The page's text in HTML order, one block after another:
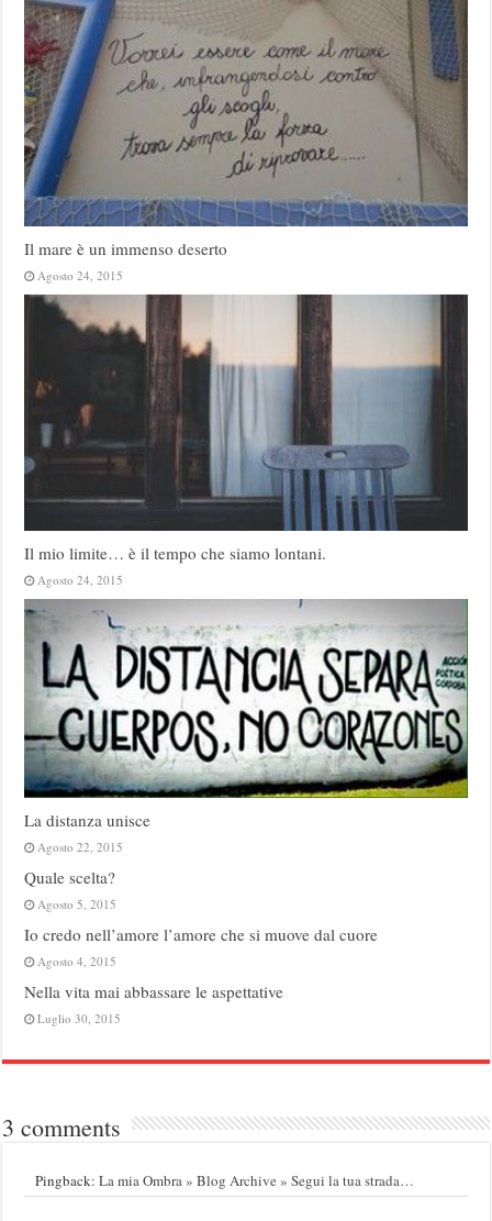
Il mare è un immenso deserto
Agosto 24, 2015
Il mio limite… è il tempo che siamo lontani.
Agosto 24, 2015
La distanza unisce
Agosto 22, 2015
Quale scelta?
Agosto 5, 2015
Io credo nell’amore l’amore che si muove dal cuore
Agosto 4, 2015
Nella vita mai abbassare le aspettative
Luglio 30, 2015
3 comments
Pingback:La mia Ombra » Blog Archive » Segui la tua strada…